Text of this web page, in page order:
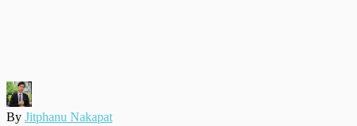
By Jitphanu Nakapat